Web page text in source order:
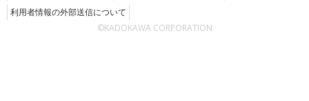
利用者情報の外部送信について
©KADOKAWA CORPORATION